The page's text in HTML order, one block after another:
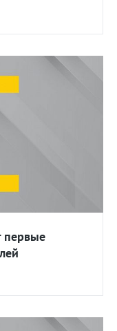
первые